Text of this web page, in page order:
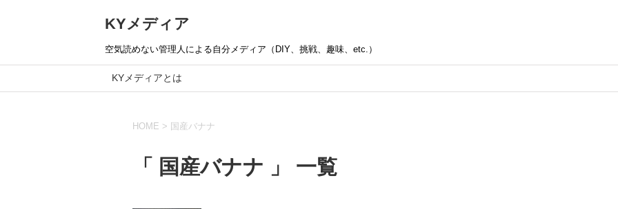
KYメディア
空気読めない管理人による自分メディア（DIY、挑戦、趣味、etc.）
KYメディアとは
HOME > 国産バナナ
「 国産バナナ 」 一覧